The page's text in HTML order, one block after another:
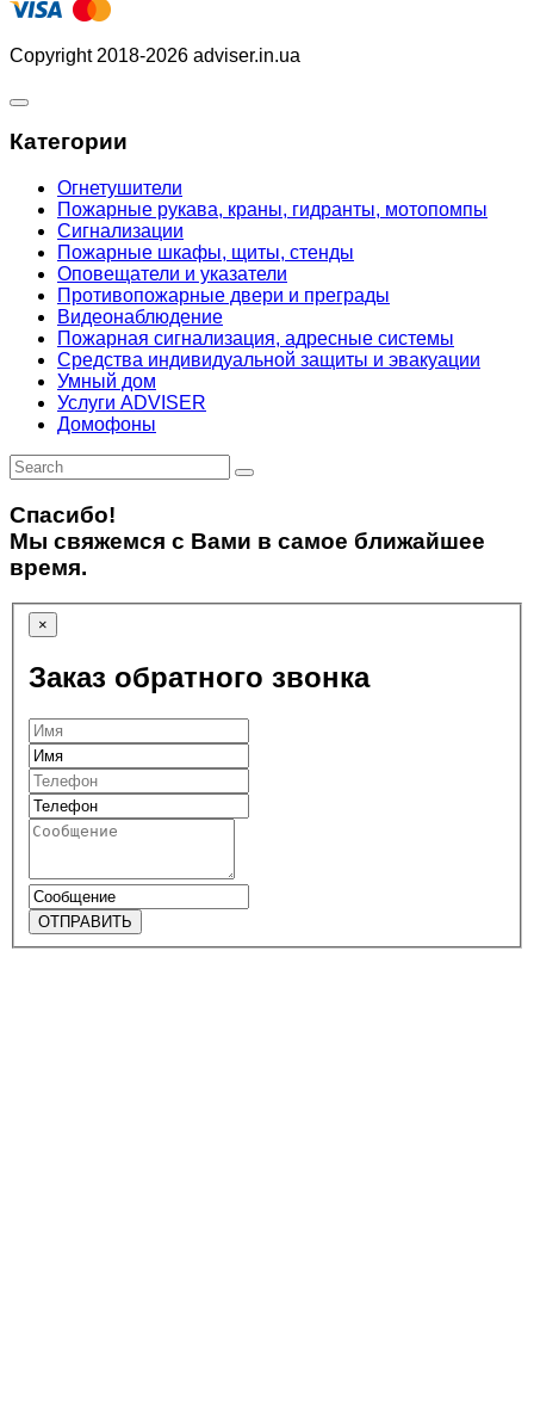
Copyright 2018-2026 adviser.in.ua
Категории
Огнетушители
Пожарные рукава, краны, гидранты, мотопомпы
Сигнализации
Пожарные шкафы, щиты, стенды
Оповещатели и указатели
Противопожарные двери и преграды
Видеонаблюдение
Пожарная сигнализация, адресные системы
Средства индивидуальной защиты и эвакуации
Умный дом
Услуги ADVISER
Домофоны
Спасибо!
Мы свяжемся с Вами в самое ближайшее
время.
×
Заказ обратного звонка
ОТПРАВИТЬ